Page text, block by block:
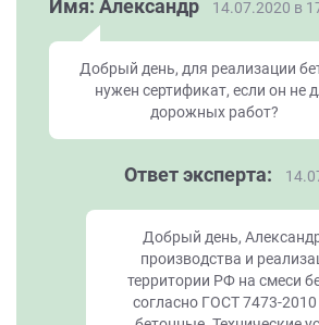
Имя: Александр 14.07.2020 в
Добрый день, для реализации
нужен сертификат, если он не
дорожных работ?
Ответ эксперта:
Добрый день,
производства и
территории РФ на смеси
согласно ГОСТ 7473-